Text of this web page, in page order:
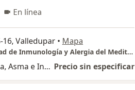
En línea
16, Valledupar • Mapa
UDIAM Unidad de Inmunología y Alergia del Mediterráneo VALLEDUPAR
Visita Alergia, Asma e Inmunología Precio sin especificar